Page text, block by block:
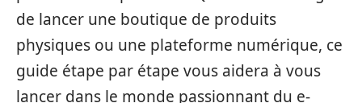
de lancer une boutique de produits
physiques ou une plateforme numérique, ce
guide étape par étape vous aidera à vous
lancer dans le monde passionnant du e-